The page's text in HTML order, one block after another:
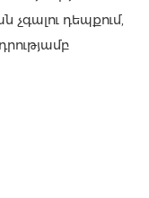
չգալու դեպքում,